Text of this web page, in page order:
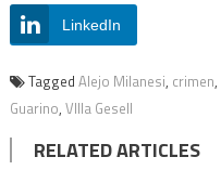
LinkedIn
Tagged Alejo Milanesi, crimen,
Guarino, VIlla Gesell
RELATED ARTICLES